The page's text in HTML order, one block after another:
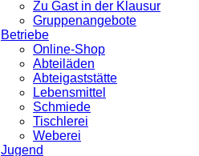
Zu Gast in der Klausur
Gruppenangebote
Betriebe
Online-Shop
Abteiläden
Abteigaststätte
Lebensmittel
Schmiede
Tischlerei
Weberei
Jugend